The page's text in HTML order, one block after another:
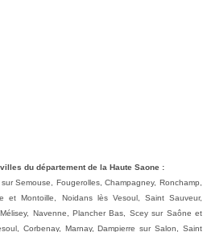
du département de la Haute Saone :
Semouse, Fougerolles, Champagney, Ronchamp,
Montoille, Noidans lès Vesoul, Saint Sauveur,
Navenne, Plancher Bas, Scey sur Saône et
Corbenay, Marnay, Dampierre sur Salon, Saint